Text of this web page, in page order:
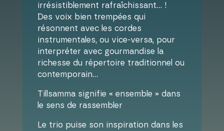
irrésistiblement rafraîchissant… !
Des voix bien trempées qui
résonnent avec les cordes
instrumentales, ou vice-versa, pour
interpréter avec gourmandise la
richesse du répertoire traditionnel ou
contemporain…
Tillsamma signifie « ensemble » dans
le sens de rassembler
Le trio puise son inspiration dans les